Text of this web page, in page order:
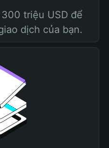
triệu USD để
dịch của bạn.